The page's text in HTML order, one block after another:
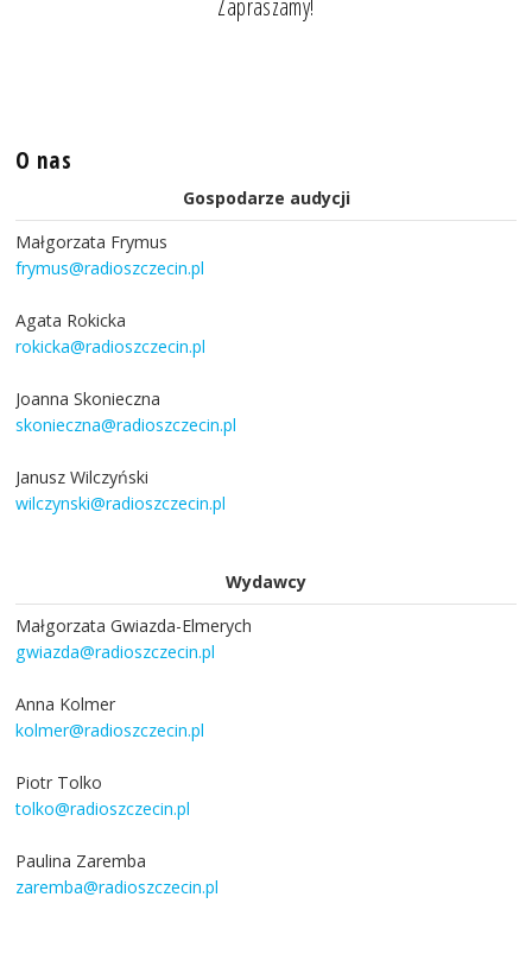
Zapraszamy!
O nas
Gospodarze audycji
Małgorzata Frymus
frymus@radioszczecin.pl
Agata Rokicka
rokicka@radioszczecin.pl
Joanna Skonieczna
skonieczna@radioszczecin.pl
Janusz Wilczyński
wilczynski@radioszczecin.pl
Wydawcy
Małgorzata Gwiazda-Elmerych
gwiazda@radioszczecin.pl
Anna Kolmer
kolmer@radioszczecin.pl
Piotr Tolko
tolko@radioszczecin.pl
Paulina Zaremba
zaremba@radioszczecin.pl